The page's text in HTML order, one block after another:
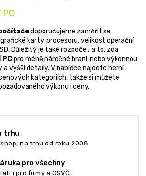
doporučujeme zaměřit se
karty, procesoru, velikost operační
Důležitý je také rozpočet a to, zda
PCpro méně náročné hraní, nebo výkonnou
a vyšší detaily. V nabídce najdete herní
kategoriích, takže si můžete
výkonu i ceny.
trhu
na trhu od roku 2008
pro všechny
i pro firmy a OSVČ